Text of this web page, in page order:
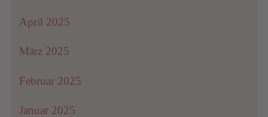
April 2025
März 2025
Februar 2025
Januar 2025